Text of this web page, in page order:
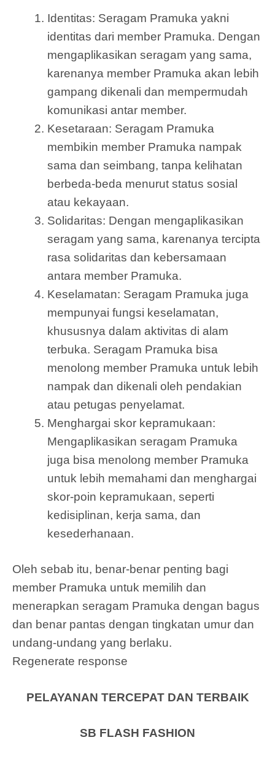
Identitas: Seragam Pramuka yakni
identitas dari member Pramuka. Dengan
mengaplikasikan seragam yang sama,
karenanya member Pramuka akan lebih
gampang dikenali dan mempermudah
komunikasi antar member.
Kesetaraan: Seragam Pramuka
membikin member Pramuka nampak
sama dan seimbang, tanpa kelihatan
berbeda-beda menurut status sosial
atau kekayaan.
Solidaritas: Dengan mengaplikasikan
seragam yang sama, karenanya tercipta
rasa solidaritas dan kebersamaan
antara member Pramuka.
Keselamatan: Seragam Pramuka juga
mempunyai fungsi keselamatan,
khususnya dalam aktivitas di alam
terbuka. Seragam Pramuka bisa
menolong member Pramuka untuk lebih
nampak dan dikenali oleh pendakian
atau petugas penyelamat.
Menghargai skor kepramukaan:
Mengaplikasikan seragam Pramuka
juga bisa menolong member Pramuka
untuk lebih memahami dan menghargai
skor-poin kepramukaan, seperti
kedisiplinan, kerja sama, dan
kesederhanaan.
Oleh sebab itu, benar-benar penting bagi
member Pramuka untuk memilih dan
menerapkan seragam Pramuka dengan bagus
dan benar pantas dengan tingkatan umur dan
undang-undang yang berlaku.
Regenerate response
PELAYANAN TERCEPAT DAN TERBAIK
SB FLASH FASHION